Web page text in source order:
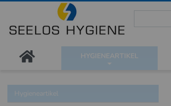
HYGIENEARTIKEL
Hygieneartikel